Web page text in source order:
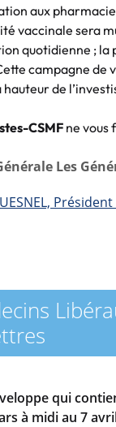
aux
vaccinale sera
quotidienne ; la
campagne de
de
CSMF ne vous
Les
qui
à midi au 7